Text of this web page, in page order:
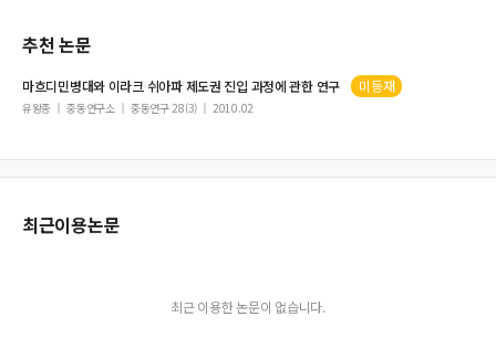
추천 논문
마흐디민병대와 이라크 쉬아파 제도권 진입 과정에 관한 연구 미등재
유왕종 중동연구소 중동연구 28(3) 2010.02
최근이용논문
최근 이용한 논문이 없습니다.